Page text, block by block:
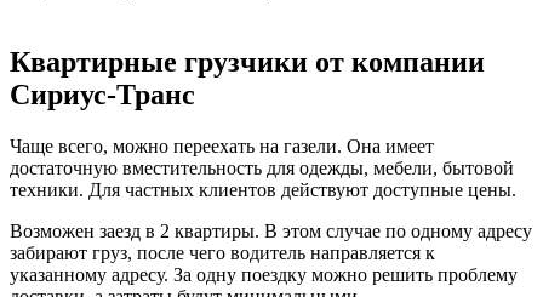
Квартирные грузчики от компании
Сириус-Транс
Чаще всего, можно переехать на газели. Она имеет
достаточную вместительность для одежды, мебели, бытовой
техники. Для частных клиентов действуют доступные цены.
Возможен заезд в 2 квартиры. В этом случае по одному адресу
забирают груз, после чего водитель направляется к
указанному адресу. За одну поездку можно решить проблему